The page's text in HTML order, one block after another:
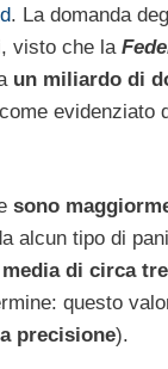
. La domanda
, visto che la
un miliardo di
evidenziato
sono
alcun tipo di
di circa
questo
precisione).